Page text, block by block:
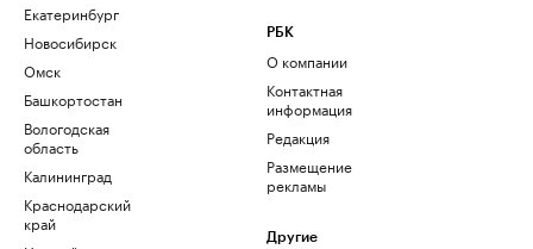
Екатеринбург
Новосибирск
Омск
Башкортостан
Вологодская
область
Калининград
Краснодарский
край
РБК
О компании
Контактная
информация
Редакция
Размещение
рекламы
Другие